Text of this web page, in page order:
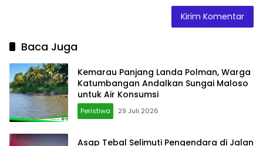
Baca Juga
Kemarau Panjang Landa Polman, Warga
Katumbangan Andalkan Sungai Maloso
untuk Air Konsumsi
Peristiwa 29 Juli 2026
Asap Tebal Selimuti Pengendara di Jalan